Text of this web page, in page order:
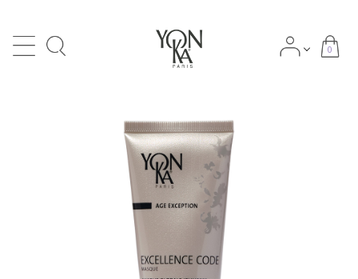
0
person 新規会員登録